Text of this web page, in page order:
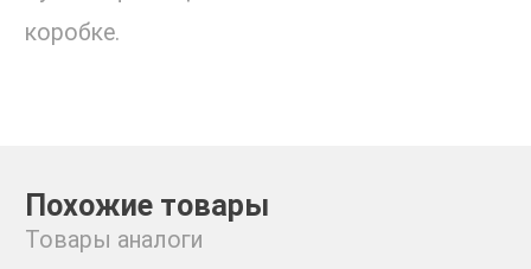
коробке.
Похожие товары
Товары аналоги